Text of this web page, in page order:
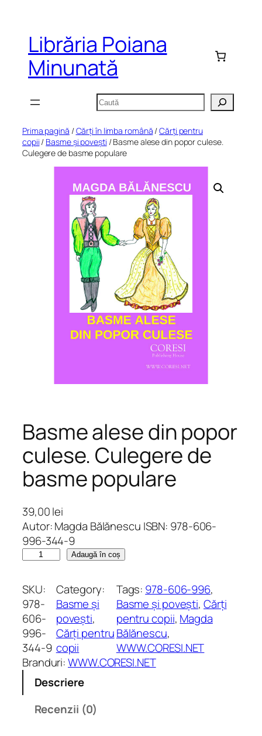
conținutLibrăria Poiana
Minunată
Caută
Prima pagină /Cărți în limba română /Cărți pentru
copii / Basme și povești / Basme alese din popor culese.
Culegere de basme populare
Basme alese din popor
culese. Culegere de
basme populare
39,00lei
Autor: Magda Bălănescu ISBN: 978-606-
996-344-9
n
t
i
t
a
t
e
Adaugă în coș
SKU:
978-
606-
996-
344-9
Category:
Basme și
povești
Cărți pentru
copii
Tags: 978-606-996
Basme și povești, Cărți
pentru copii, Magda
Bălănescu
WWW.CORESI.NET
Branduri:WWW.CORESI.NET
Descriere
Recenzii (0)